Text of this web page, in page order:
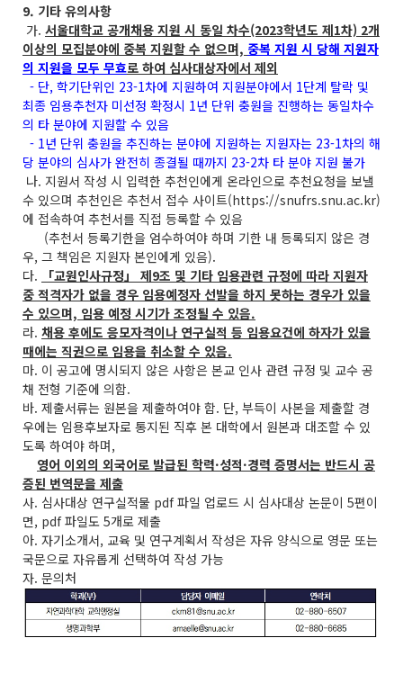
9. 기타 유의사항
가. 서울대학교 공개채용 지원 시 동일 차수(2023학년도 제1차) 2개
이상의 모집분야에 중복 지원할 수 없으며, 중복 지원 시 당해 지원자
의 지원을 모두 무효로 하여 심사대상자에서 제외
- 단, 학기단위인 23-1차에 지원하여 지원분야에서 1단계 탈락 및
최종 임용추천자 미선정 확정시 1년 단위 충원을 진행하는 동일차수
의 타 분야에 지원할 수 있음
- 1년 단위 충원을 추진하는 분야에 지원하는 지원자는 23-1차의 해
당 분야의 심사가 완전히 종결될 때까지 23-2차 타 분야 지원 불가
나. 지원서 작성 시 입력한 추천인에게 온라인으로 추천요청을 보낼
수 있으며 추천인은 추천서 접수 사이트(https://snufrs.snu.ac.kr)
에 접속하여 추천서를 직접 등록할 수 있음
(추천서 등록기한을 엄수하여야 하며 기한 내 등록되지 않은 경
우, 그 책임은 지원자 본인에게 있음).
다.
「교원인사규정」 제9조 및 기타 임용관련 규정에 따라 지원자
중 적격자가 없을 경우 임용예정자 선발을 하지 못하는 경우가 있을
수 있으며, 임용 예정 시기가 조정될 수 있음.
라. 채용 후에도 응모자격이나 연구실적 등 임용요건에 하자가 있을
때에는 직권으로 임용을 취소할 수 있음.
마. 이 공고에 명시되지 않은 사항은 본교 인사 관련 규정 및 교수 공
채 전형 기준에 의함.
바. 제출서류는 원본을 제출하여야 함. 단, 부득이 사본을 제출할 경
우에는 임용후보자로 통지된 직후 본 대학에서 원본과 대조할 수 있
도록 하여야 하며,
영어 이외의 외국어로 발급된 학력·성적·경력 증명서는 반드시 공
증된 번역문을 제출
사. 심사대상 연구실적물 pdf 파일 업로드 시 심사대상 논문이 5편이
면, pdf 파일도 5개로 제출
아. 자기소개서, 교육 및 연구계획서 작성은 자유 양식으로 영문 또는
국문으로 자유롭게 선택하여 작성 가능
자. 문의처